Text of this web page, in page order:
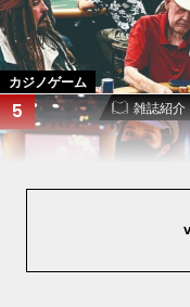
カジノゲーム
5 雑誌紹介